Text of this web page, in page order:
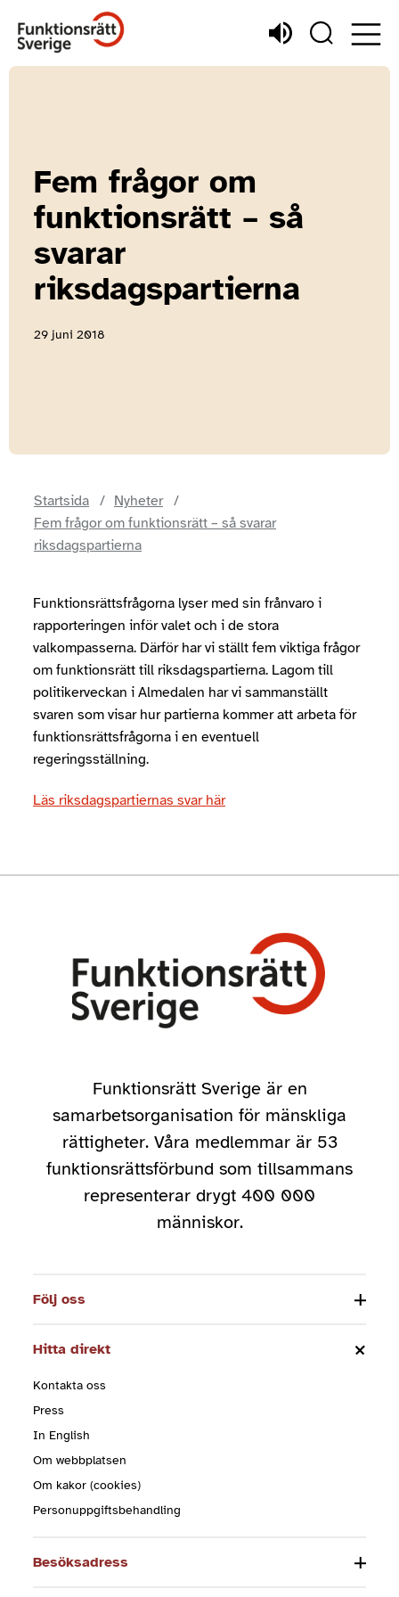
Fem frågor om
funktionsrätt – så
svarar
riksdagspartierna
29 juni 2018
Startsida
Nyheter
Fem frågor om funktionsrätt – så svarar
riksdagspartierna
Funktionsrättsfrågorna lyser med sin frånvaro i
rapporteringen inför valet och i de stora
valkompasserna. Därför har vi ställt fem viktiga frågor
om funktionsrätt till riksdagspartierna. Lagom till
politikerveckan i Almedalen har vi sammanställt
svaren som visar hur partierna kommer att arbeta för
funktionsrättsfrågorna i en eventuell
regeringsställning.
Läs riksdagspartiernas svar här
Funktionsrätt Sverige är en
samarbetsorganisation för mänskliga
rättigheter. Våra medlemmar är 53
funktionsrättsförbund som tillsammans
representerar drygt 400 000
människor.
Följ oss
Hitta direkt
Kontakta oss
Press
In English
Om webbplatsen
Om kakor (cookies)
Personuppgiftsbehandling
Besöksadress